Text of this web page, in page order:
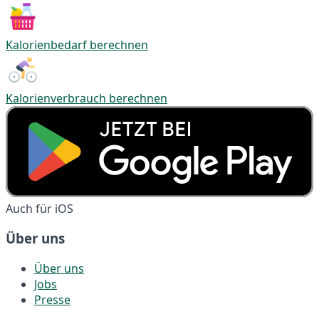
Kalorienbedarf berechnen
Kalorienverbrauch berechnen
Auch für iOS
Über uns
Über uns
Jobs
Presse